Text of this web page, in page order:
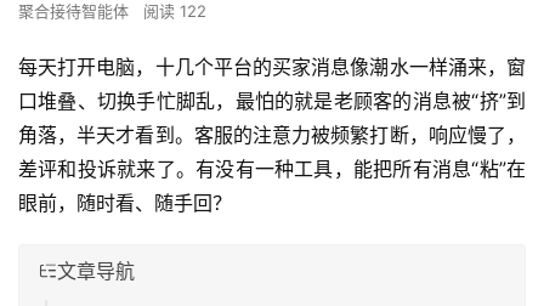
聚合接待智能体
阅读 122
每天打开电脑，十几个平台的买家消息像潮水一样涌来，窗
口堆叠、切换手忙脚乱，最怕的就是老顾客的消息被“挤”到
角落，半天才看到。客服的注意力被频繁打断，响应慢了，
差评和投诉就来了。有没有一种工具，能把所有消息“粘”在
眼前，随时看、随手回？
文章导航